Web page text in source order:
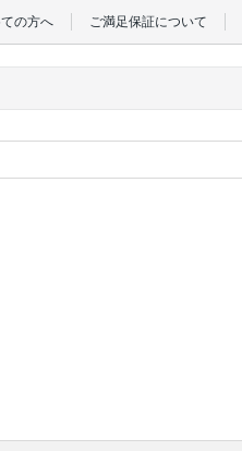
の方へ ご満足保証について